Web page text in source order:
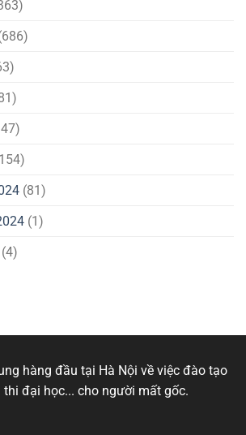
(81)
(1)
(4)
hàng đầu tại Hà Nội về việc đào tạo
thi đại học... cho người mất gốc.